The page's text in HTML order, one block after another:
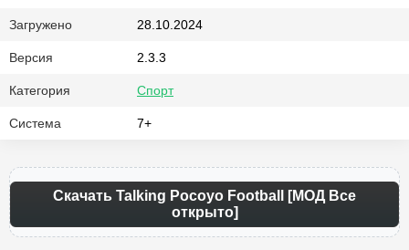
Загружено 28.10.2024
Версия 2.3.3
Категория Спорт
Система 7+
Скачать Talking Pocoyo Football [МОД Все
открыто]